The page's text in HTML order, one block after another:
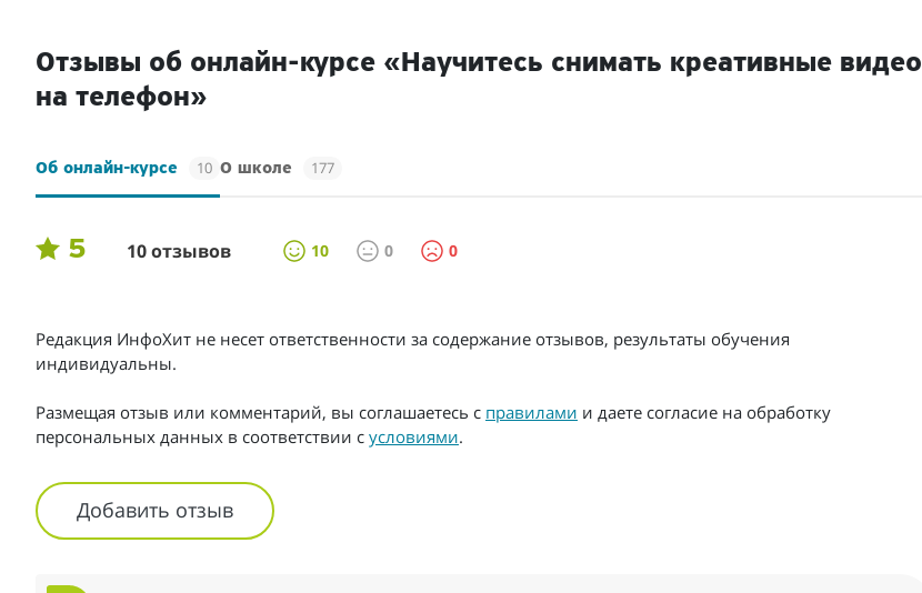
Отзывы об онлайн-курсе «Научитесь снимать креативные видео
на телефон»
Об онлайн-курсе 10 О школе 177
5 10 отзывов 10 0 0
Редакция ИнфоХит не несет ответственности за содержание отзывов, результаты обучения
индивидуальны.
Размещая отзыв или комментарий, вы соглашаетесь с правилами и даете согласие на обработку
персональных данных в соответствии с условиями.
Добавить отзыв